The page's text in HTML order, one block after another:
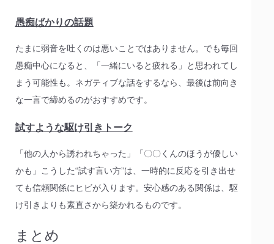
愚痴ばかりの話題
たまに弱音を吐くのは悪いことではありません。でも毎回
愚痴中心になると、「一緒にいると疲れる」と思われてし
まう可能性も。ネガティブな話をするなら、最後は前向き
な一言で締めるのがおすすめです。
試すような駆け引きトーク
「他の人から誘われちゃった」「〇〇くんのほうが優しい
かも」こうした“試す言い方”は、一時的に反応を引き出せ
ても信頼関係にヒビが入ります。安心感のある関係は、駆
け引きよりも素直さから築かれるものです。
まとめ